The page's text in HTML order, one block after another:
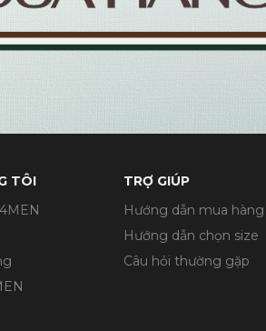
TÔI
TRỢ GIÚP
Hướng dẫn mua hàng
Hướng dẫn chọn size
Câu hỏi thường gặp